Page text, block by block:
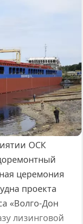
ОСК
церемония
проекта
«Волго-Дон
лизинговой